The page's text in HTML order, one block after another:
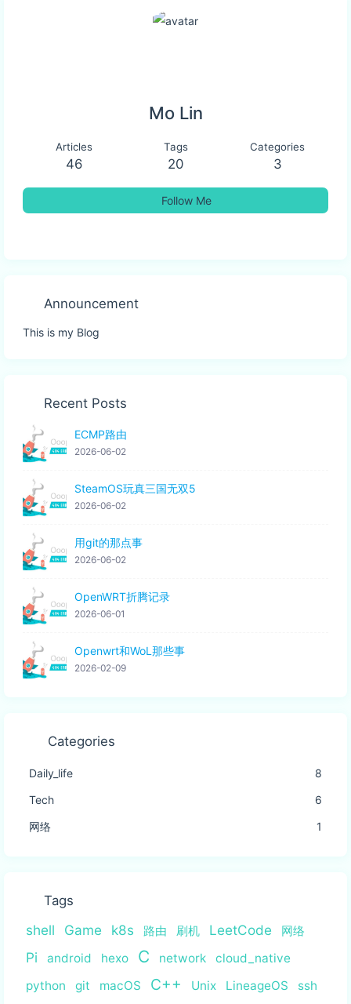
Mo Lin
Articles
46
Tags
20
Categories
3
Follow Me
Announcement
This is my Blog
Recent Posts
ECMP路由
2026-06-02
SteamOS玩真三国无双5
2026-06-02
用git的那点事
2026-06-02
OpenWRT折腾记录
2026-06-01
Openwrt和WoL那些事
2026-02-09
Categories
Daily_life
8
Tech
6
网络
1
Tags
shell Game k8s 路由 刷机 LeetCode 网络
Pi android hexo C network
cloud_native
python
git macOS C++ Unix LineageOS ssh